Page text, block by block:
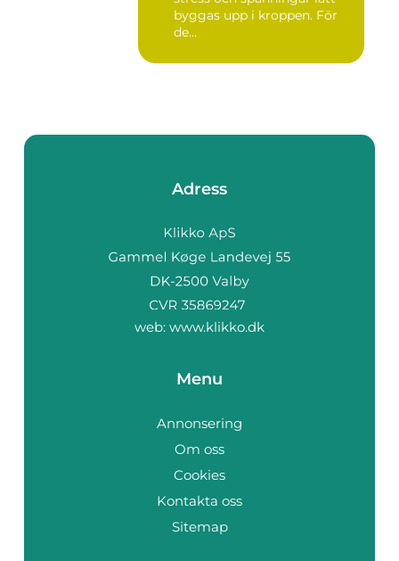
byggas upp i kroppen. För
de...
Adress
web: www.klikko.dk
Menu
Annonsering
Om oss
Cookies
Kontakta oss
Sitemap